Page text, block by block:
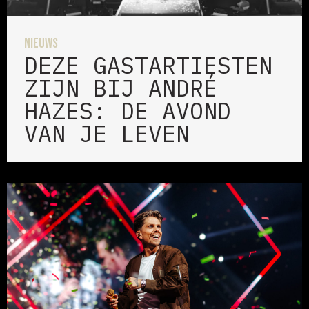
Nieuws
DEZE GASTARTIESTEN
ZIJN BIJ ANDRÉ
HAZES: DE AVOND
VAN JE LEVEN